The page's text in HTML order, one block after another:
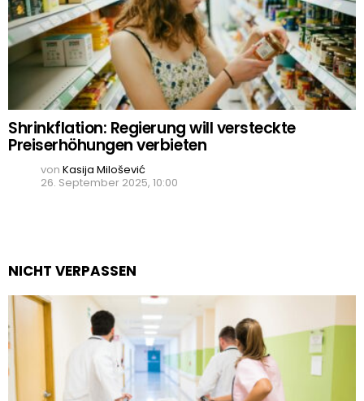
Shrinkflation: Regierung will versteckte
Preiserhöhungen verbieten
von Kasija Milošević
26. September 2025, 10:00
NICHT VERPASSEN